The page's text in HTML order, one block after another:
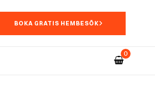
BOKA GRATIS HEMBESÖK